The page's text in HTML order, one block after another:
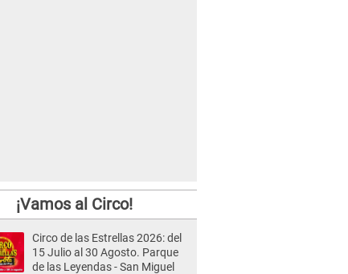
¡Vamos al Circo!
Circo de las Estrellas 2026: del
15 Julio al 30 Agosto. Parque
de las Leyendas - San Miguel